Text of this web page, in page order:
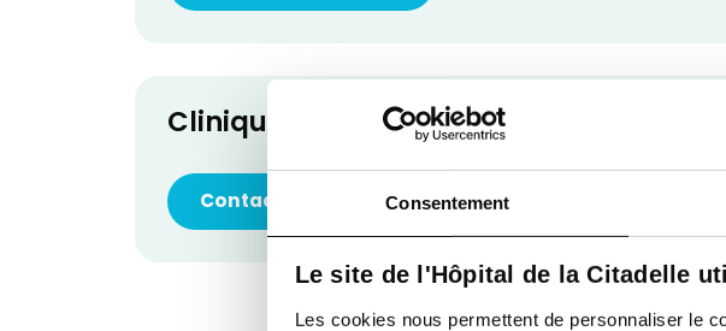
Consentement
Le site de l'Hôpital de la Citadelle
Les cookies nous permettent de personnaliser le
Clinique du Sein
Contacter le service